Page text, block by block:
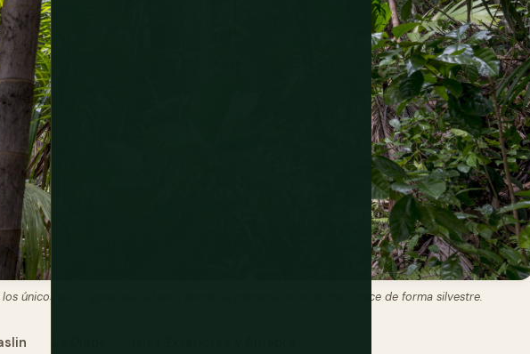
los únicos dos lugares de la tierra donde la palmera coco de mer crece de forma silvestre.